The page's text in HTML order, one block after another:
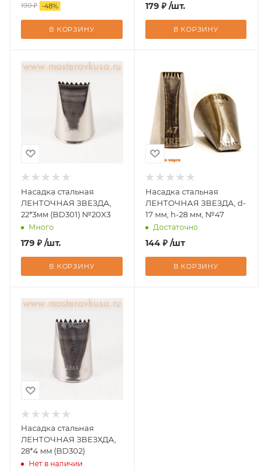
190 ₽ -48%
В КОРЗИНУ
179 ₽ /шт.
В КОРЗИНУ
Насадка стальная
ЛЕНТОЧНАЯ ЗВЕЗДА,
22*3мм (BD301) №20X3
Много
179 ₽ /шт.
В КОРЗИНУ
Насадка стальная
ЛЕНТОЧНАЯ ЗВЕЗДА, d-
17 мм, h-28 мм, №47
Достаточно
144 ₽ /шт
В КОРЗИНУ
Насадка стальная
ЛЕНТОЧНАЯ ЗВЕЗХДА,
28*4 мм (BD302)
Нет в наличии